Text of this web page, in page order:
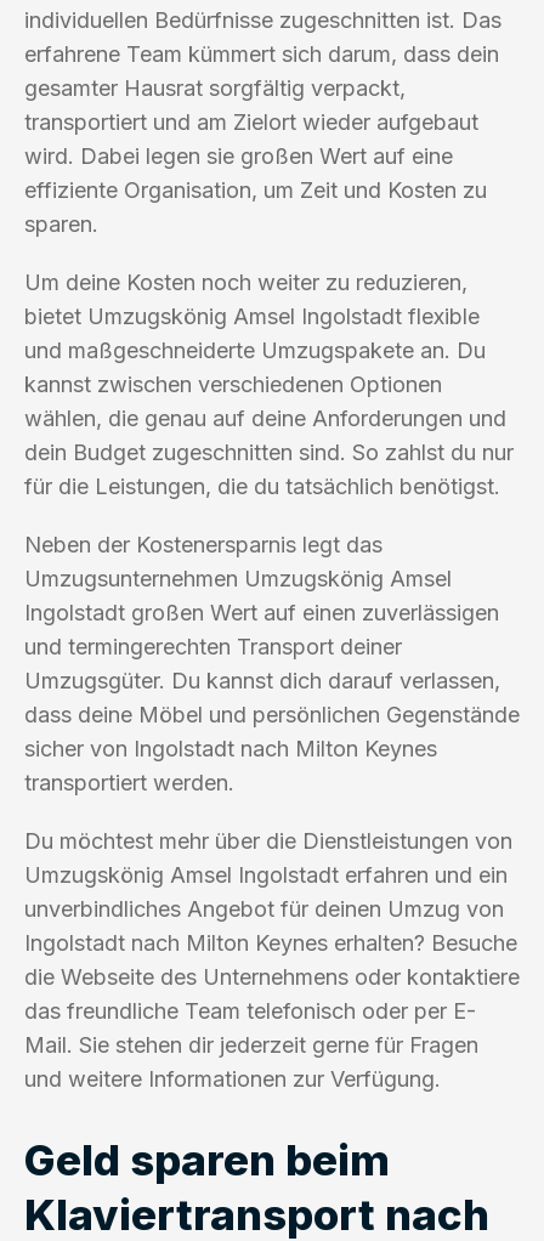
individuellen Bedürfnisse zugeschnitten ist. Das
erfahrene Team kümmert sich darum, dass dein
gesamter Hausrat sorgfältig verpackt,
transportiert und am Zielort wieder aufgebaut
wird. Dabei legen sie großen Wert auf eine
effiziente Organisation, um Zeit und Kosten zu
sparen.
Um deine Kosten noch weiter zu reduzieren,
bietet Umzugskönig Amsel Ingolstadt flexible
und maßgeschneiderte Umzugspakete an. Du
kannst zwischen verschiedenen Optionen
wählen, die genau auf deine Anforderungen und
dein Budget zugeschnitten sind. So zahlst du nur
für die Leistungen, die du tatsächlich benötigst.
Neben der Kostenersparnis legt das
Umzugsunternehmen Umzugskönig Amsel
Ingolstadt großen Wert auf einen zuverlässigen
und termingerechten Transport deiner
Umzugsgüter. Du kannst dich darauf verlassen,
dass deine Möbel und persönlichen Gegenstände
sicher von Ingolstadt nach Milton Keynes
transportiert werden.
Du möchtest mehr über die Dienstleistungen von
Umzugskönig Amsel Ingolstadt erfahren und ein
unverbindliches Angebot für deinen Umzug von
Ingolstadt nach Milton Keynes erhalten? Besuche
die Webseite des Unternehmens oder kontaktiere
das freundliche Team telefonisch oder per E-
Mail. Sie stehen dir jederzeit gerne für Fragen
und weitere Informationen zur Verfügung.
Geld sparen beim
Klaviertransport nach